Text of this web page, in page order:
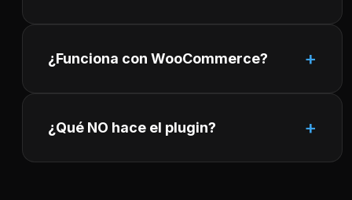
¿Funciona con WooCommerce?
¿Qué NO hace el plugin?